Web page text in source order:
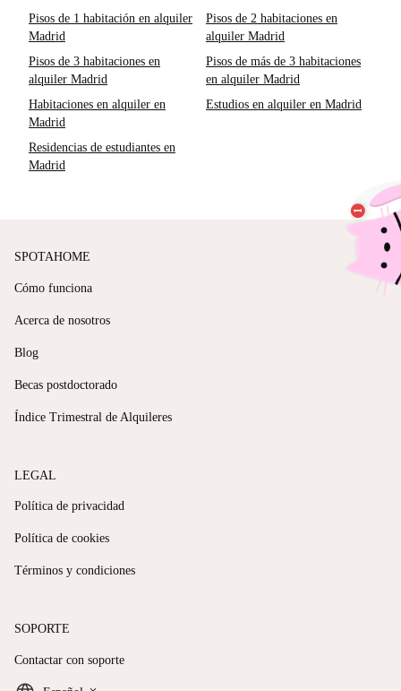
Pisos de 1 habitación en alquiler
Madrid
Pisos de 2 habitaciones en
alquiler Madrid
Pisos de 3 habitaciones en
alquiler Madrid
Pisos de más de 3 habitaciones
en alquiler Madrid
Habitaciones en alquiler en
Madrid
Estudios en alquiler en Madrid
Residencias de estudiantes en
Madrid
SPOTAHOME
Cómo funciona
Acerca de nosotros
Blog
Becas postdoctorado
Índice Trimestral de Alquileres
LEGAL
Política de privacidad
Política de cookies
Términos y condiciones
SOPORTE
Contactar con soporte